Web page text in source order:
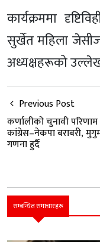
कार्यक्रममा
सुर्खेत महिला
अध्यक्षहरूको
Previous Post
कर्णालीको चुनावी परिणाम
कांग्रेस–नेकपा बराबरी,
गणना हुदैँ
सम्बन्धित समाचारहरू